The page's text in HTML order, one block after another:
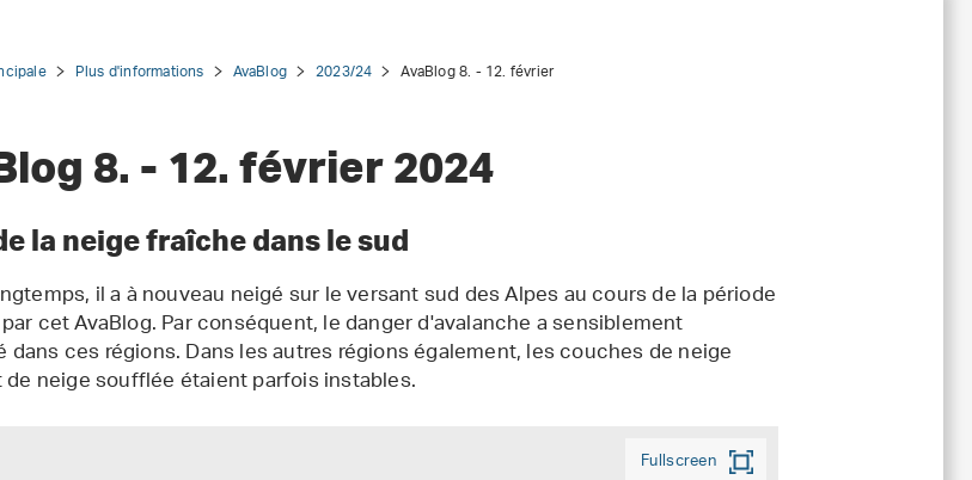
Plus d'informations AvaBlog 2023/24 AvaBlog 8. - 12. février
8. - 12. février 2024
la neige fraîche dans le sud
il a à nouveau neigé sur le versant sud des Alpes au cours de la période
cet AvaBlog. Par conséquent, le danger d'avalanche a sensiblement
dans ces régions. Dans les autres régions également, les couches de neige
neige soufflée étaient parfois instables.
Fullscreen